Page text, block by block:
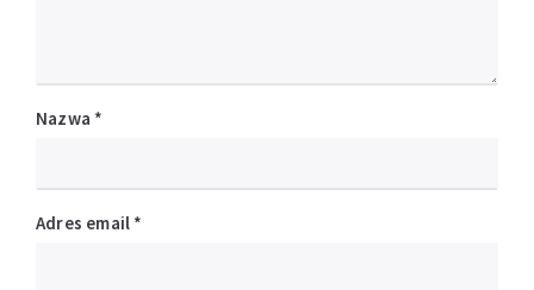
Nazwa *
Adres email *